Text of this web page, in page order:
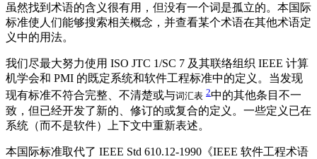
虽然找到术语的含义很有用，但没有一个词是孤立的。本国际
标准使人们能够搜索相关概念，并查看某个术语在其他术语定
义中的用法。
我们尽最大努力使用 ISO JTC 1/SC 7 及其联络组织 IEEE 计算
机学会和 PMI 的既定系统和软件工程标准中的定义。当发现
现有标准不符合完整、不清楚或与词汇表 2中的其他条目不一
致，但已经开发了新的、修订的或复合的定义。一些定义已在
系统（而不是软件）上下文中重新表述。
本国际标准取代了 IEEE Std 610.12-1990《IEEE 软件工程术语